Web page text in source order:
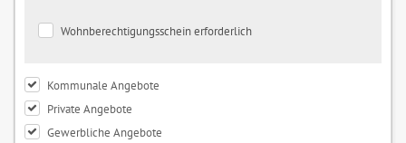
Wohnberechtigungsschein erforderlich
Kommunale Angebote
Private Angebote
Gewerbliche Angebote